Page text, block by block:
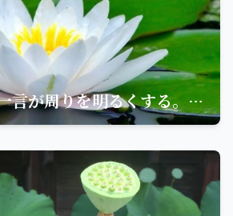
ありがとうの一言が周りを明るくする。おかげさまの一言が自分を明るくする。ありがとう、おかげさま。これが仏教の心です